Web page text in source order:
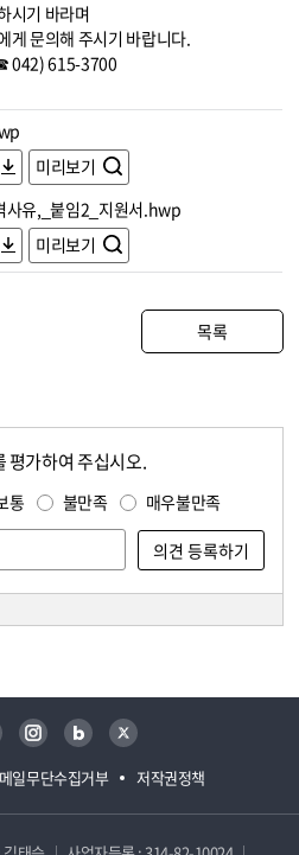
시기 바라며
게 문의해 주시기 바랍니다.
042) 615-3700
미리보기
사유,_붙임2_지원서.hwp
미리보기
목록
평가하여 주십시오.
통 불만족 매우불만족
일무단수집거부 저작권정책
인스타그램 블로그 트위터